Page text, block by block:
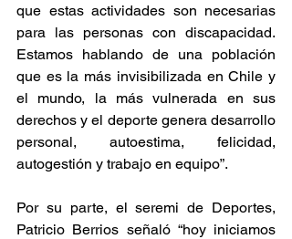
que estas actividades son necesarias
para las personas con discapacidad.
Estamos hablando de una población
que es la más invisibilizada en Chile y
el mundo, la más vulnerada en sus
derechos y el deporte genera desarrollo
personal, autoestima, felicidad,
autogestión y trabajo en equipo”.
Por su parte, el seremi de Deportes,
Patricio Berrios señaló “hoy iniciamos